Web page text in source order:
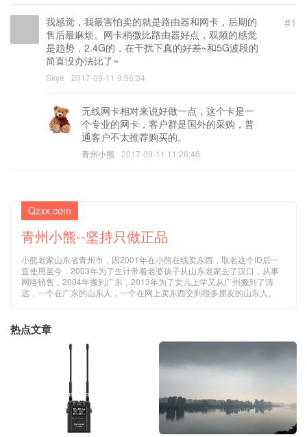
#1
我感觉，我最害怕卖的就是路由器和网卡，后期的
售后最麻烦。网卡稍微比路由器好点，双频的感觉
是趋势，2.4G的，在干扰下真的好差~和5G波段的
简直没办法比了~
Skye 2017-09-11 9:56:34
无线网卡相对来说好做一点，这个卡是一
个专业的网卡，客户群是国外的采购，普
通客户不太推荐购买的。
青州小熊 2017-09-11 11:26:46
Qzxx.com
青州小熊--坚持只做正品
小熊老家山东省青州市，因2001年在小熊在线卖东西，取名这个ID后一
直使用至今，2003年为了生计带着老婆孩子从山东老家去了汉口，从事
网络销售，2004年搬到广东，2013年为了女儿上学又从广州搬到了清
远，一个在广东的山东人，一个在网上卖东西交到很多朋友的山东人。
热点文章